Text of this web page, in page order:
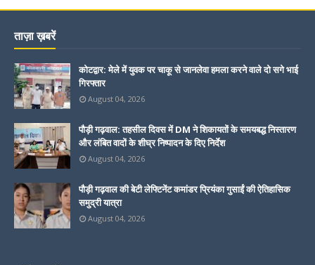
ताज़ा ख़बरें
कोटद्वार: मेले में युवक पर चाकू से जानलेवा हमला करने वाले दो सगे भाई
गिरफ्तार
August 04, 2026
पौड़ी गढ़वाल: तहसील दिवस में DM ने शिकायतों के समयबद्ध निस्तारण
और लंबित वादों के शीघ्र निष्पादन के दिए निर्देश
August 04, 2026
पौड़ी गढ़वाल की बेटी लेफ्टिनेंट कमांडर प्रियंका गुसाईं की ऐतिहासिक
समुद्री यात्रा
August 04, 2026